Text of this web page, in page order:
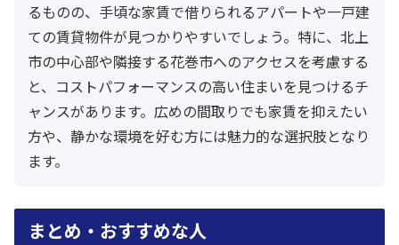
るものの、手頃な家賃で借りられるアパートや一戸建
ての賃貸物件が見つかりやすいでしょう。特に、北上
市の中心部や隣接する花巻市へのアクセスを考慮する
と、コストパフォーマンスの高い住まいを見つけるチ
ャンスがあります。広めの間取りでも家賃を抑えたい
方や、静かな環境を好む方には魅力的な選択肢となり
ます。
まとめ・おすすめな人